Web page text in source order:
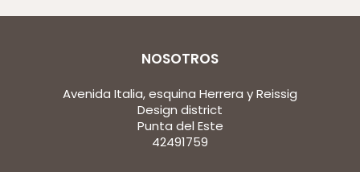
NOSOTROS
Avenida Italia, esquina Herrera y Reissig
Design district
Punta del Este
42491759